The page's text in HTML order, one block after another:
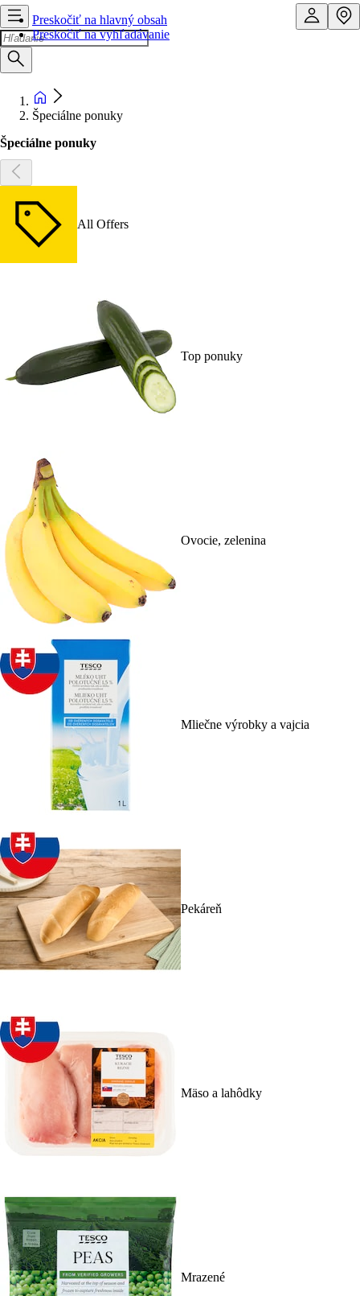
Preskočiť na hlavný obsah
Preskočiť na vyhľadávanie
Špeciálne ponuky
Špeciálne ponuky
All Offers
Top ponuky
Ovocie, zelenina
Mliečne výrobky a vajcia
Pekáreň
Mäso a lahôdky
Mrazené